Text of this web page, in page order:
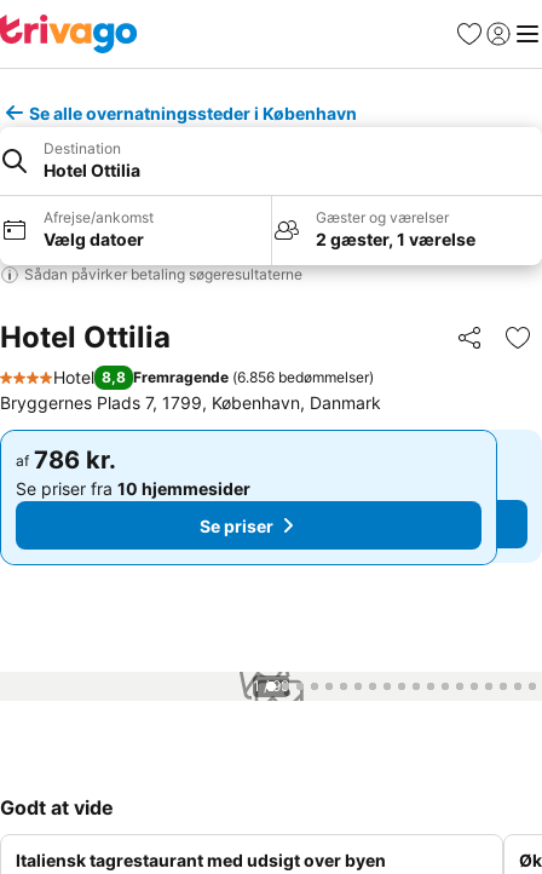
Favoritter
Log ind
Se alle overnatningssteder i København
Destination
Hotel Ottilia
Afrejse/ankomst
Vælg datoer
Gæster og værelser
2 gæster, 1 værelse
Sådan påvirker betaling søgeresultaterne
Hotel Ottilia Del
4 Stjerner
Hotel 8,8 Fremragende (6.856 bedømmelser)
Bryggernes Plads 7, 1799, København, Danmark
af 786 kr.
Se priser fra 10 hjemmesider
Se priser
af 786 kr.
Se priser fra 10 hjemmesider
Se priser
1 / 99
Godt at vide
Italiensk tagrestaurant med udsigt over byen